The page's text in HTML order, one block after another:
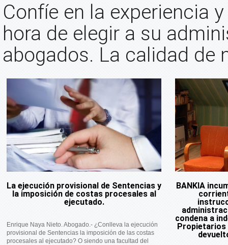
Confíe en la experiencia
hora de elegir a su
abogados. La calidad de
La ejecución provisional de Sentencias y
la imposición de costas procesales al
ejecutado.
Enrique Naya Nieto. Abogado.- ¿Conlleva la ejecución
provisional de Sentencias la imposición de las costas
procesales al ejecutado? O siendo una facultad del
BANKIA
condena a
Propietarios